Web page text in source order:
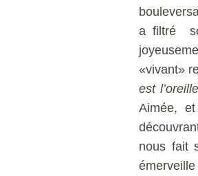
a filtré
«vivant»
est
Aimée,
nous fait